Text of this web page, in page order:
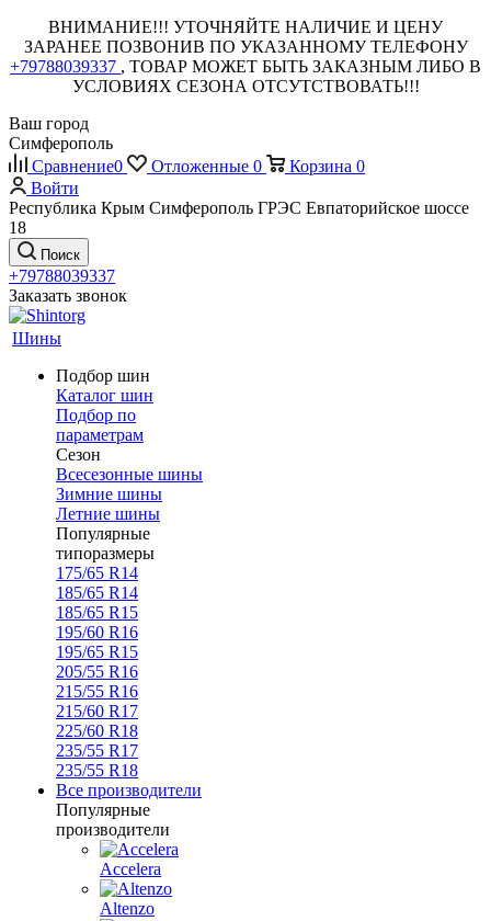
ВНИМАНИЕ!!! УТОЧНЯЙТЕ НАЛИЧИЕ И ЦЕНУ
ЗАРАНЕЕ ПОЗВОНИВ ПО УКАЗАННОМУ ТЕЛЕФОНУ
+79788039337 , ТОВАР МОЖЕТ БЫТЬ ЗАКАЗНЫМ ЛИБО В
УСЛОВИЯХ СЕЗОНА ОТСУТСТВОВАТЬ!!!
Ваш город
Симферополь
Сравнение0 Отложенные 0 Корзина 0
Войти
Республика Крым Симферополь ГРЭС Евпаторийское шоссе
18
Поиск
+79788039337
Заказать звонок
Шины
Подбор шин
Каталог шин
Подбор по
параметрам
Сезон
Всесезонные шины
Зимние шины
Летние шины
Популярные
типоразмеры
175/65 R14
185/65 R14
185/65 R15
195/60 R16
195/65 R15
205/55 R16
215/55 R16
215/60 R17
225/60 R18
235/55 R17
235/55 R18
Все производители
Популярные
производители
Accelera
Altenzo